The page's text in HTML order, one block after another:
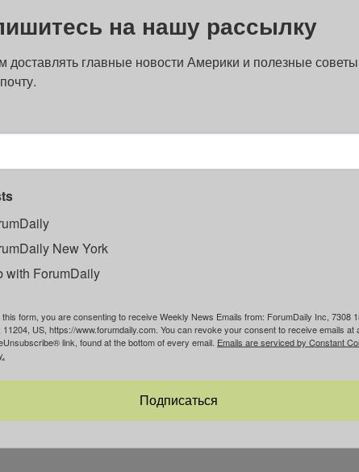
восточного побережья США стартовала трансляция
предыдущих лет ходили участники нью-йоркского марша
по 16 человек, из них формируем роты, затем батальоны, и
имен и фамилий, воинских званий героев, воевавших на
акции, вице-президент общества “Русская
обеспечения социального дистанцирования
на нашу рассылку
доставлять главные новости Америки и полезные
New York
with ForumDaily
this form, you are consenting to receive Weekly News Emails from: ForumDaily Inc, 7308
11204, US, https://www.forumdaily.com. You can revoke your consent to receive emails at
link, found at the bottom of every email. Emails are serviced by Constant
Подписаться